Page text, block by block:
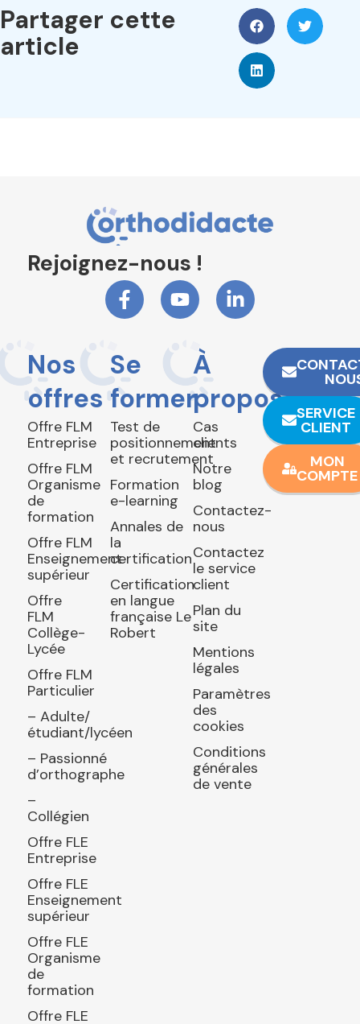
Partager cette
article
Rejoignez-nous !
Nos
offres
Offre FLM
Entreprise
Offre FLM
Organisme
de
formation
Offre FLM
Enseignement
supérieur
Offre
FLM
Collège-
Lycée
Offre FLM
Particulier
– Adulte/
étudiant/lycéen
– Passionné
d’orthographe
–
Collégien
Offre FLE
Entreprise
Offre FLE
Enseignement
supérieur
Offre FLE
Organisme
de
formation
Offre FLE
Se
former
Test de
positionnement
et recrutement
Formation
e-learning
Annales de
la
certification
Certification
en langue
française Le
Robert
À
propos
Cas
clients
Notre
blog
Contactez-
nous
Contactez
le service
client
Plan du
site
Mentions
légales
Paramètres
des
cookies
Conditions
générales
de vente
SERVICE
CLIENT
MON
COMPTE